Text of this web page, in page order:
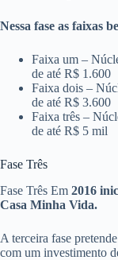
Nessa fase as faixas
Faixa um –
de até R$ 1.600
Faixa dois –
de até R$ 3.600
Faixa três –
de até R$ 5 mil
Fase Três
Fase Três Em 2016
Casa Minha Vida.
A terceira fase
com um investimento